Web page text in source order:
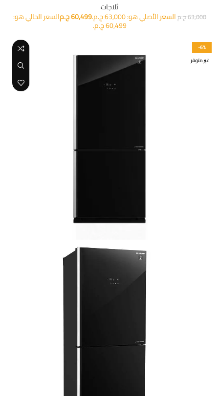
ثلاجات
63,000ج.مالسعر الأصلي هو: 63,000 ج.م. 60,499ج.مالسعر الحالي هو:
60,499 ج.م.
-6%
غير متوفر